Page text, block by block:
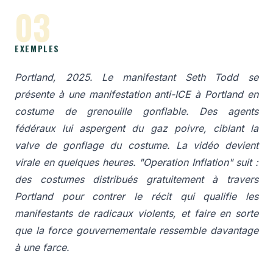
03
EXEMPLES
Portland, 2025. Le manifestant Seth Todd se
présente à une manifestation anti-ICE à Portland en
costume de grenouille gonflable. Des agents
fédéraux lui aspergent du gaz poivre, ciblant la
valve de gonflage du costume. La vidéo devient
virale en quelques heures. "Operation Inflation" suit :
des costumes distribués gratuitement à travers
Portland pour contrer le récit qui qualifie les
manifestants de radicaux violents, et faire en sorte
que la force gouvernementale ressemble davantage
à une farce.